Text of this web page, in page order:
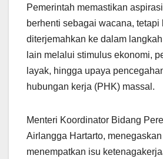
Pemerintah memastikan
berhenti sebagai wacana, tetapi
diterjemahkan ke dalam
lain melalui stimulus ekonomi,
layak, hingga upaya
hubungan kerja (PHK) massal.
Menteri Koordinator Bidang
Airlangga Hartarto,
menempatkan isu